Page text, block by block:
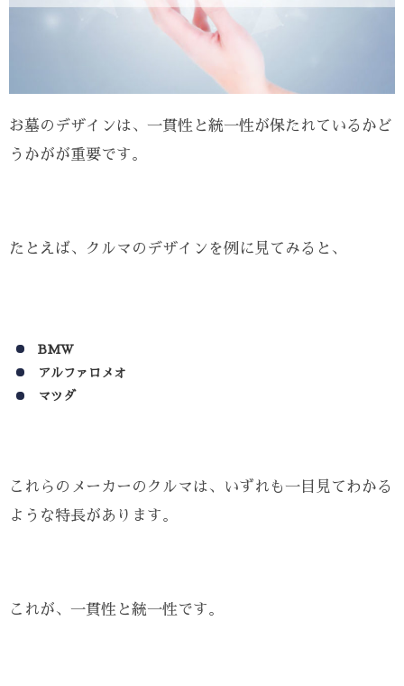
お墓のデザインは、一貫性と統一性が保たれているかど
うかがが重要です。
たとえば、クルマのデザインを例に見てみると、
BMW
アルファロメオ
マツダ
これらのメーカーのクルマは、いずれも一目見てわかる
ような特長があります。
これが、一貫性と統一性です。